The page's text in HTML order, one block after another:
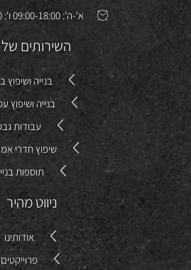
א'-ה': 09:00-18:00 ו': 09:00-14:00
השירותים
בנייה ושיפוץ
בנייה ושיפוץ
עבודות גבס
שיפוץ חדרי
תוספות
ניווט מהיר
אודותינו
פרוייקטים